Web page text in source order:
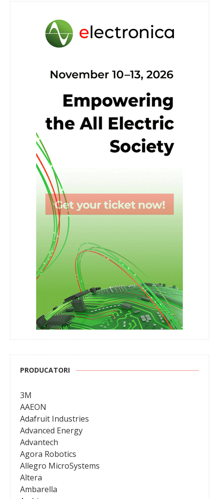
PRODUCATORI
3M
AAEON
Adafruit Industries
Advanced Energy
Advantech
Agora Robotics
Allegro MicroSystems
Altera
Ambarella